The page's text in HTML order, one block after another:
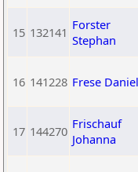
15 132141 Forster
Stephan
16 141228 Frese Daniel
17 144270 Frischauf
Johanna